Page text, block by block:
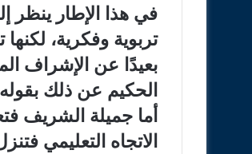
في هذا الإطار ينظر
تربوية وفكرية،
بعيدًا عن الإشراف
الحكيم عن ذلك
أما جميلة الشريف
الاتجاه التعليمي